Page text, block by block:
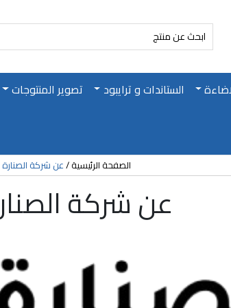
الستاندات و ترايبود تصوير المنتوجات
الصفحة الرئيسية عن شركة الصنارة
عن شركة